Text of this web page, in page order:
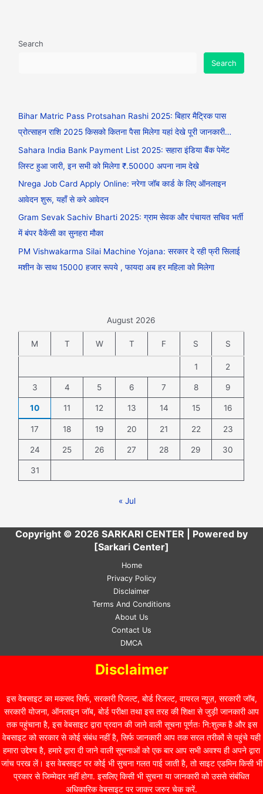
Search
Search
Bihar Matric Pass Protsahan Rashi 2025: बिहार मैट्रिक पास
प्रोत्साहन राशि 2025 किसको कितना पैसा मिलेगा यहां देखे पूरी जानकारी…
Sahara India Bank Payment List 2025: सहारा इंडिया बैंक पेमेंट
लिस्ट हुआ जारी, इन सभी को मिलेगा ₹.50000 अपना नाम देखे
Nrega Job Card Apply Online: नरेगा जॉब कार्ड के लिए ऑनलाइन
आवेदन शुरू, यहाँ से करे आवेदन
Gram Sevak Sachiv Bharti 2025: ग्राम सेवक और पंचायत सचिव भर्ती
में बंपर वैकेंसी का सुनहरा मौका
PM Vishwakarma Silai Machine Yojana: सरकार दे रही फ्री सिलाई
मशीन के साथ 15000 हजार रूपये , फायदा अब हर महिला को मिलेगा
August 2026
M T W T F S S
1 2
3 4 5 6 7 8 9
10 11 12 13 14 15 16
17 18 19 20 21 22 23
24 25 26 27 28 29 30
31
« Jul
Copyright © 2026 SARKARI CENTER | Powered by
[Sarkari Center]
Home
Privacy Policy
Disclaimer
Terms And Conditions
About Us
Contact Us
DMCA
Disclaimer
इस वेबसाइट का मकसद सिर्फ, सरकारी रिजल्ट, बोर्ड रिजल्ट, वायरल न्यूज़, सरकारी जॉब,
सरकारी योजना, ऑनलाइन जॉब, बोर्ड परीक्षा तथा इस तरह की शिक्षा से जुड़ी जानकारी आप
तक पहुंचाना है, इस वेबसाइट द्वारा प्रदान की जाने वाली सूचना पूर्णतः नि:शुल्क है और इस
वेबसाइट को सरकार से कोई संबंध नहीं है, सिर्फ जानकारी आप तक सरल तरीकों से पहुंचे यही
हमारा उद्देश्य है, हमारे द्वारा दी जाने वाली सूचनाओं को एक बार आप सभी अवश्य ही अपने द्वारा
जांच परख लें। इस वेबसाइट पर कोई भी सुचना गलत पाई जाती है, तो साइट एडमिन किसी भी
प्रकार से जिम्मेदार नहीं होगा. इसलिए किसी भी सुचना या जानकारी को उससे संबंधित
अधिकारिक वेबसाइट पर जाकर जरुर चेक करें.